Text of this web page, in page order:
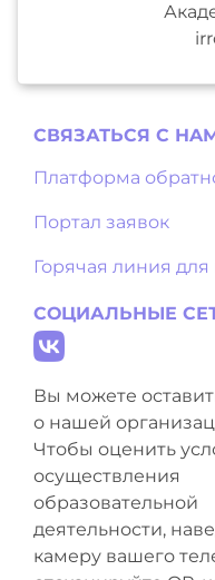
СВЯЗАТЬСЯ С
Платформа
Портал заявок
Горячая линия для
СОЦИАЛЬНЫЕ
Вы можете
о нашей
Чтобы оценить
осуществления
образовательной
деятельности,
камеру вашего